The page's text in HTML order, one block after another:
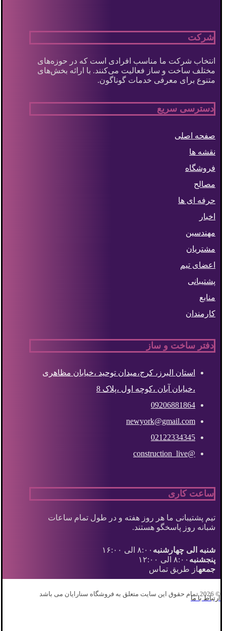
شرکت
انتخاب شرکت ما مناسب افرادی است که در حوزه‌های
مختلف ساخت و ساز فعالیت می‌کنند. با ارائه بخش‌های
متنوع برای معرفی خدمات گوناگون.
دسترسی سریع
صفحه اصلی
نقشه ها
فروشگاه
مصالح
حرفه ای ها
اخبار
مهندسین
مشتریان
اعضای تیم
پشتیبانی
منابع
کارمندان
دفتر ساخت و ساز
استان البرز، کرج،میدان توحید ،خیابان مظاهری
،خیابان آبان ،کوچه اول ،پلاک 8
09206881864
newyork@gmail.com
02122334345
@construction_live
ساعت کاری
تیم پشتیبانی ما هر روز هفته و در طول تمام ساعات
شبانه روز پاسخگو هستند.
شنبه الی چهارشنبه ۸:۰۰ الی ۱۶:۰۰
پنجشنبه ۸:۰۰ الی ۱۲:۰۰
جمعهاز طریق تماس
© 2026 تمام حقوق این سایت متعلق به فروشگاه سنارایان می باشد
ارتباط با ما